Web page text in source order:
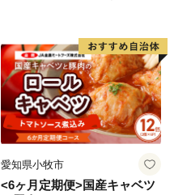
愛知県小牧市
<6ヶ月定期便>国産キャベツ